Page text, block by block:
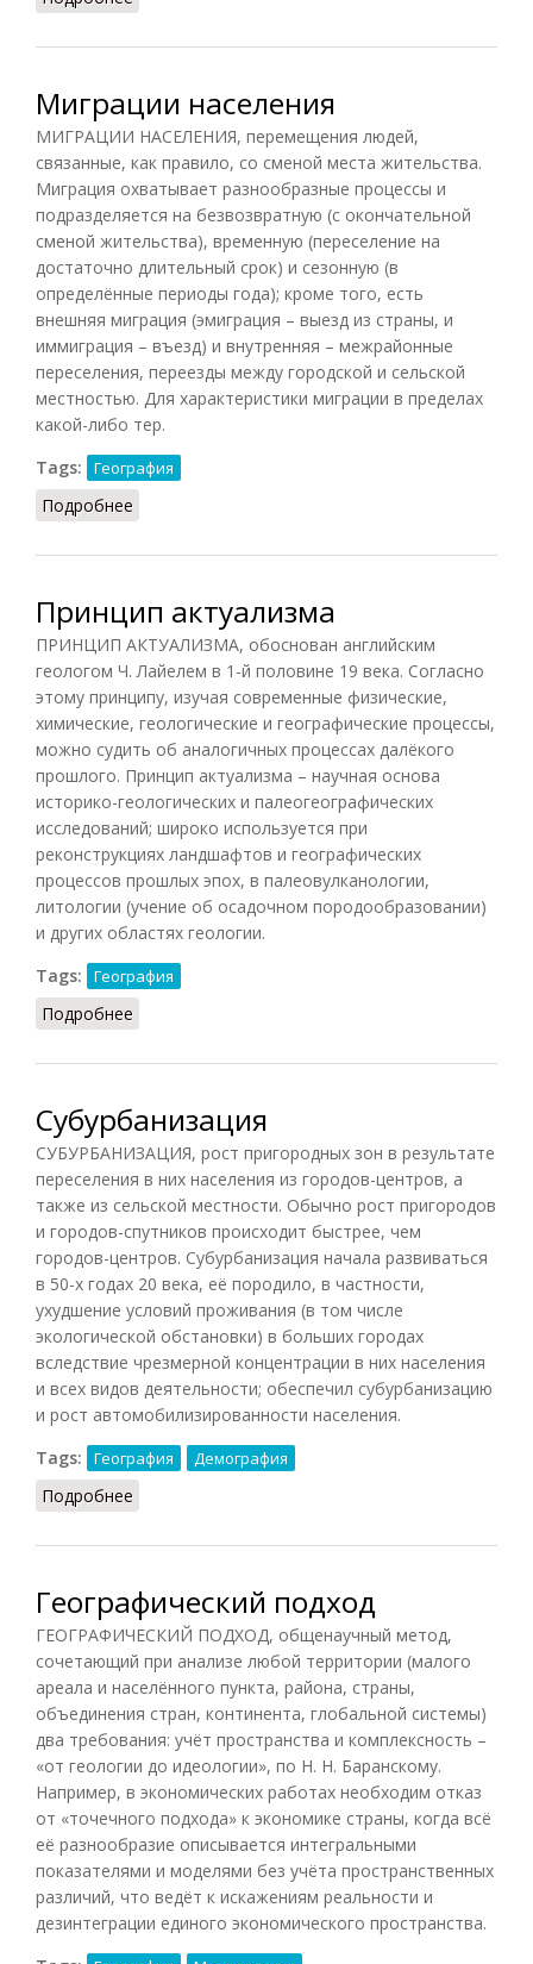
Миграции населения
МИГРАЦИИ НАСЕЛЕНИЯ, перемещения людей,
связанные, как правило, со сменой места жительства.
Миграция охватывает разнообразные процессы и
подразделяется на безвозвратную (с окончательной
сменой жительства), временную (переселение на
достаточно длительный срок) и сезонную (в
определённые периоды года); кроме того, есть
внешняя миграция (эмиграция – выезд из страны, и
иммиграция – въезд) и внутренняя – межрайонные
переселения, переезды между городской и сельской
местностью. Для характеристики миграции в пределах
какой-либо тер.
Tags:
География
Подробнее
Принцип актуализма
ПРИНЦИП АКТУАЛИЗМА, обоснован английским
геологом Ч. Лайелем в 1-й половине 19 века. Согласно
этому принципу, изучая современные физические,
химические, геологические и географические процессы,
можно судить об аналогичных процессах далёкого
прошлого. Принцип актуализма – научная основа
историко-геологических и палеогеографических
исследований; широко используется при
реконструкциях ландшафтов и географических
процессов прошлых эпох, в палеовулканологии,
литологии (учение об осадочном породообразовании)
и других областях геологии.
Tags:
География
Подробнее
Субурбанизация
СУБУРБАНИЗАЦИЯ, рост пригородных зон в результате
переселения в них населения из городов-центров, а
также из сельской местности. Обычно рост пригородов
и городов-спутников происходит быстрее, чем
городов-центров. Субурбанизация начала развиваться
в 50-х годах 20 века, её породило, в частности,
ухудшение условий проживания (в том числе
экологической обстановки) в больших городах
вследствие чрезмерной концентрации в них населения
и всех видов деятельности; обеспечил субурбанизацию
и рост автомобилизированности населения.
Tags:
География Демография
Подробнее
Географический подход
ГЕОГРАФИЧЕСКИЙ ПОДХОД, общенаучный метод,
сочетающий при анализе любой территории (малого
ареала и населённого пункта, района, страны,
объединения стран, континента, глобальной системы)
два требования: учёт пространства и комплексность –
«от геологии до идеологии», по Н. Н. Баранскому.
Например, в экономических работах необходим отказ
от «точечного подхода» к экономике страны, когда всё
её разнообразие описывается интегральными
показателями и моделями без учёта пространственных
различий, что ведёт к искажениям реальности и
дезинтеграции единого экономического пространства.